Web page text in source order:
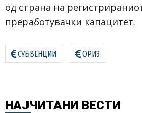
од страна на
преработувачки капацитет.
СУБВЕНЦИИ ОРИЗ
НАЈЧИТАНИ ВЕСТИ